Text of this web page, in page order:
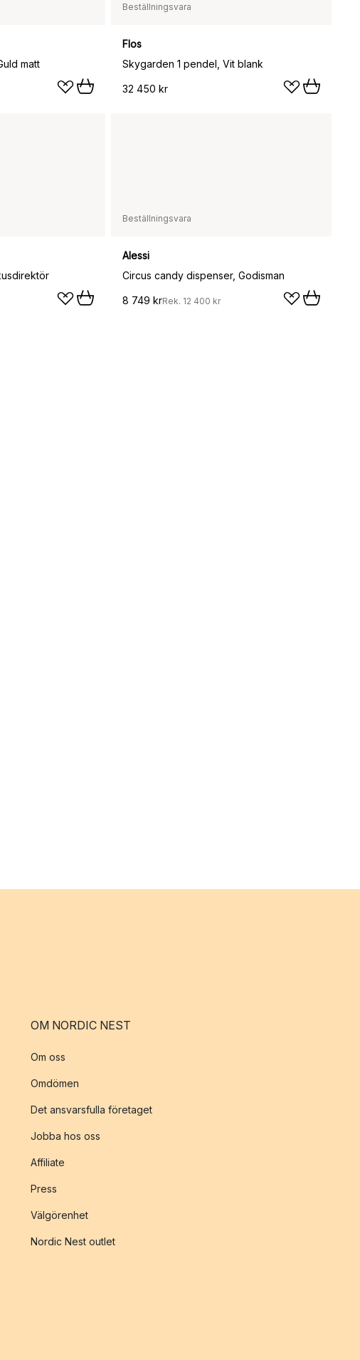
matt
Beställningsvara
Flos
Skygarden 1 pendel, Vit blank
32 450 kr
Beställningsvara
Alessi
Circus candy dispenser, Godisman
8 749 krRek. 12 400 kr
OM NORDIC NEST
Om oss
Omdömen
Det ansvarsfulla företaget
Jobba hos oss
Affiliate
Press
Välgörenhet
Nordic Nest outlet